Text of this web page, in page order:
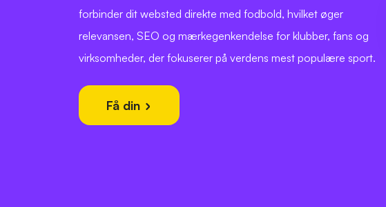
forbinder dit websted direkte med fodbold, hvilket øger
relevansen, SEO og mærkegenkendelse for klubber, fans og
virksomheder, der fokuserer på verdens mest populære sport.
Få din